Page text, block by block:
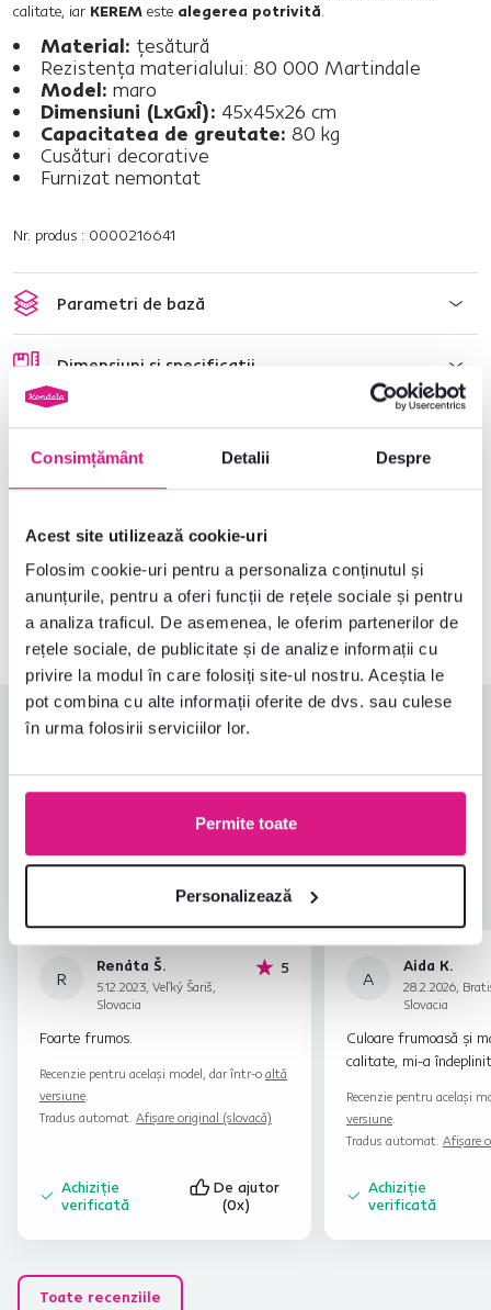
Consimțământ Detalii Despre
Acest site utilizează cookie-uri
Folosim cookie-uri pentru a personaliza conținutul și
anunțurile, pentru a oferi funcții de rețele sociale și pentru
a analiza traficul. De asemenea, le oferim partenerilor de
rețele sociale, de publicitate și de analize informații cu
privire la modul în care folosiți site-ul nostru. Aceștia le
pot combina cu alte informații oferite de dvs. sau culese
în urma folosirii serviciilor lor.
Permite toate
Personalizează
calitate, iar KEREM este alegerea potrivită.
Material: ţesătură
Rezistenţa materialului: 80 000 Martindale
Model: maro
Dimensiuni (LxGxÎ): 45x45x26 cm
Capacitatea de greutate: 80 kg
Cusături decorative
Furnizat nemontat
Nr. produs : 0000216641
Parametri de bază
Dimensiuni și specificații
Informații despre ambalare
Nu ați găsit informațiile dorite?
0040 359 228 037 Deschideți chat-ul
Evaluări produs
14recenzii
Ușurința asamblării
5,0
Îndeplinește așteptările
Ambalarea produsului
4,9
Raport calitate-preț
R
Renáta Š.
5.12.2023, Veľký Šariš,
Slovacia
5stele
Foarte frumos.
Recenzie pentru același model, dar într-o altă
versiune.
Tradus automat. Afișare original (slovacă)
Achiziție
verificată
De ajutor
(0x)
A
Aida K.
28.2.2026,
Slovacia
Culoare frumoasă și
calitate, mi-a
Recenzie pentru același
versiune.
Tradus automat. Afișare
Achiziție
verificată
Toate recenziile